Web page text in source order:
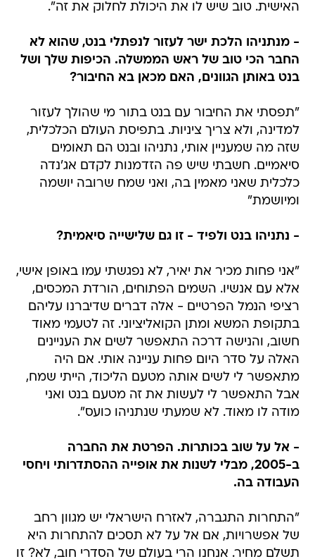
האישית. טוב שיש לו את היכולת לחלוק את זה".
- מנתניהו הלכת ישר לעזור לנפתלי בנט, שהוא לא
החבר הכי טוב של ראש הממשלה. הכיפות שלך ושל
בנט באותן הגוונים, האם מכאן בא החיבור?
"תפסתי את החיבור עם בנט בתור מי שהולך לעזור
למדינה, ולא צריך ציניות. בתפיסת העולם הכלכלית,
שזה מה שמעניין אותי, נתניהו ובנט הם תאומים
סיאמיים. חשבתי שיש פה הזדמנות לקדם אג'נדה
כלכלית שאני מאמין בה, ואני שמח שרובה יושמה
ומיושמת"
- נתניהו בנט ולפיד - זו גם שלישייה סיאמית?
"אני פחות מכיר את יאיר, לא נפגשתי עמו באופן אישי,
אלא עם אנשיו. השמים הפתוחים, הורדת המכסים,
רציפי הנמל הפרטיים - אלה דברים שדיברנו עליהם
בתקופת המשא ומתן הקואליציוני. זה לטעמי מאוד
חשוב, והנישה דרכה התאפשר לשים את העניינים
האלה על סדר היום פחות עניינה אותי. אם היה
מתאפשר לי לשים אותה מטעם הליכוד, הייתי שמח,
אבל התאפשר לי לעשות את זה מטעם בנט ואני
מודה לו מאוד. לא שמעתי שנתניהו כועס".
- אל על שוב בכותרות. הפרטת את החברה
ב-2005, מבלי לשנות את אופייה ההסתדרותי ויחסי
העבודה בה.
"התחרות התגברה, לאזרח הישראלי יש מגוון רחב
של אפשרויות, אם אל על לא תסכים להתחרות היא
תשלם מחיר. אנחנו הרי בעולם של הסדרי חוב, לא? זו